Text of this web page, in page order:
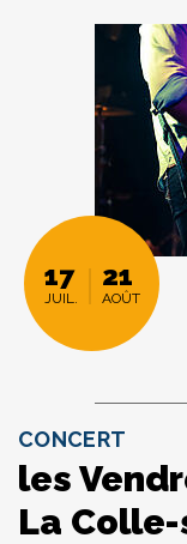
17
JUIL.
21
AOÛT
CONCERT
les
La